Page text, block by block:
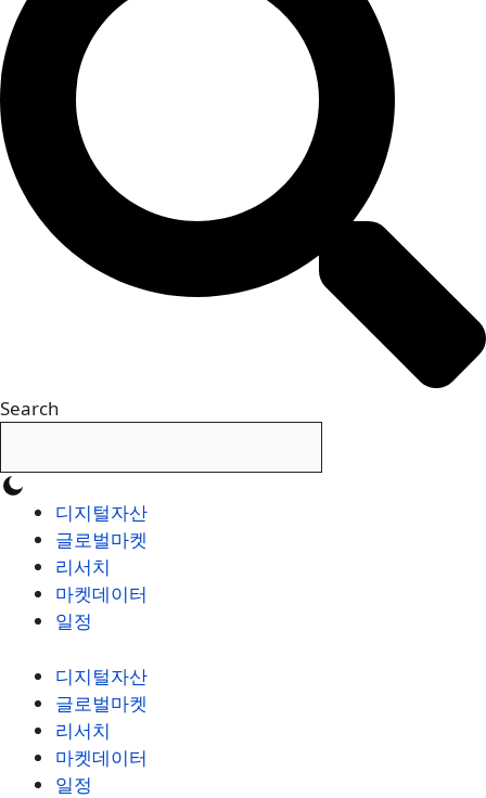
Search
디지털자산
글로벌마켓
리서치
마켓데이터
일정
디지털자산
글로벌마켓
리서치
마켓데이터
일정